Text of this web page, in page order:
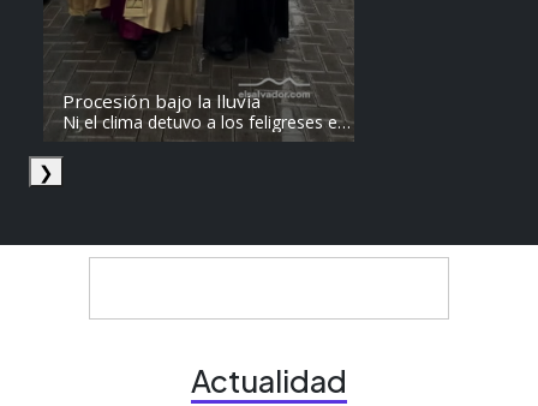
Procesión bajo la lluvia
Ni el clima detuvo a los feligreses en
el recorrido del Divino Salvador del
Mundo. Vídeo: elsalvador.com /
❯
Actualidad